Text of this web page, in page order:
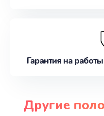
Гарантия на
Другие